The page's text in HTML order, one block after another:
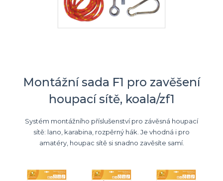
Montážní sada F1 pro zavěšení
houpací sítě, koala/zf1
Systém montážního příslušenství pro závěsná houpací
sítě: lano, karabina, rozpěrný hák. Je vhodná i pro
amatéry, houpac sítě si snadno zavěsíte samí.